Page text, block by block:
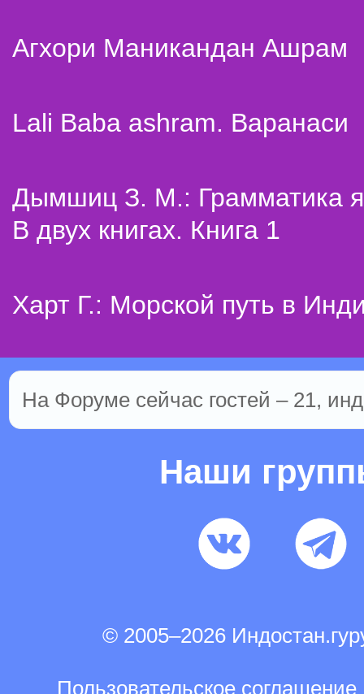
Агхори Маникандан Ашрам
Lali Baba ashram. Варанаси
Дымшиц З. М.: Грамматика
В двух книгах. Книга 1
Харт Г.: Морской путь в
На Форуме сейчас гостей – 21,
Наши
© 2005–2026
Пользовательское соглашение